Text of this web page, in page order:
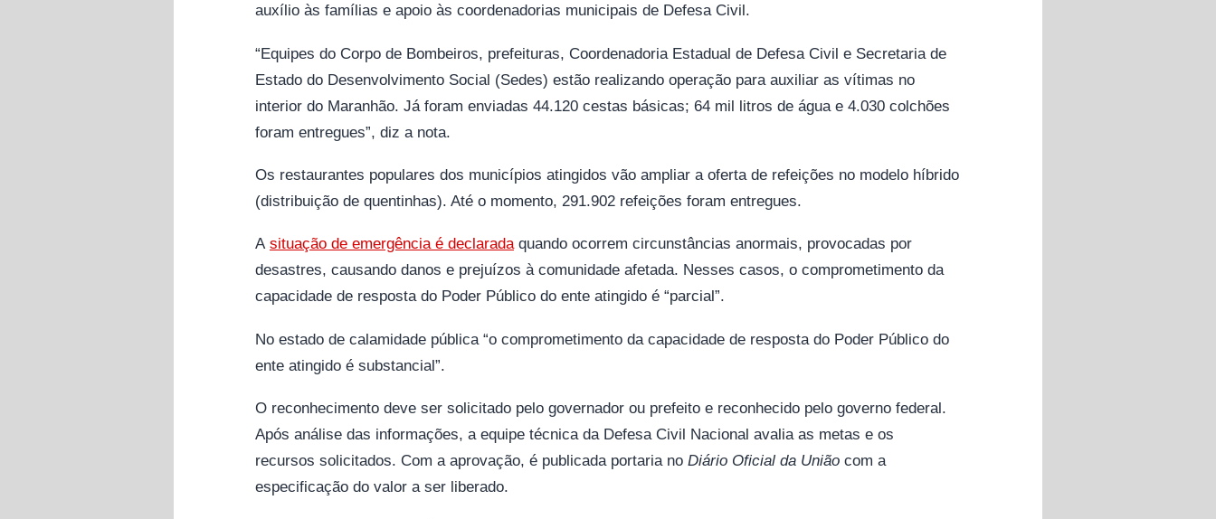
auxílio às famílias e apoio às coordenadorias municipais de Defesa Civil.
“Equipes do Corpo de Bombeiros, prefeituras, Coordenadoria Estadual de Defesa Civil e Secretaria de
Estado do Desenvolvimento Social (Sedes) estão realizando operação para auxiliar as vítimas no
interior do Maranhão. Já foram enviadas 44.120 cestas básicas; 64 mil litros de água e 4.030 colchões
foram entregues”, diz a nota.
Os restaurantes populares dos municípios atingidos vão ampliar a oferta de refeições no modelo híbrido
(distribuição de quentinhas). Até o momento, 291.902 refeições foram entregues.
A situação de emergência é declaradaquando ocorrem circunstâncias anormais, provocadas por
desastres, causando danos e prejuízos à comunidade afetada. Nesses casos, o comprometimento da
capacidade de resposta do Poder Público do ente atingido é “parcial”.
No estado de calamidade pública “o comprometimento da capacidade de resposta do Poder Público do
ente atingido é substancial”.
O reconhecimento deve ser solicitado pelo governador ou prefeito e reconhecido pelo governo federal.
Após análise das informações, a equipe técnica da Defesa Civil Nacional avalia as metas e os
recursos solicitados. Com a aprovação, é publicada portaria no Diário Oficial da União com a
especificação do valor a ser liberado.